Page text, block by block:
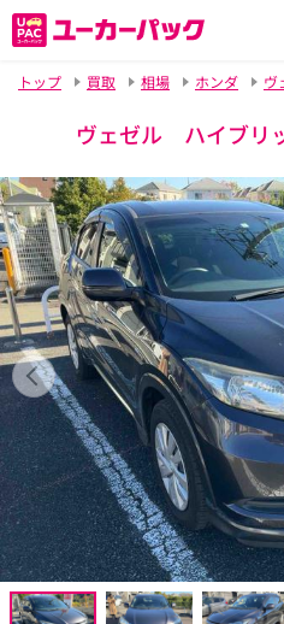
トップ
買取 相場 ホンダ ヴ
ヴェゼル ハイブリ